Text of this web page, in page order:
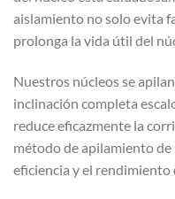
aislamiento no solo evita
prolonga la vida útil del
Nuestros núcleos se
inclinación completa
reduce eficazmente la
método de apilamiento de
eficiencia y el